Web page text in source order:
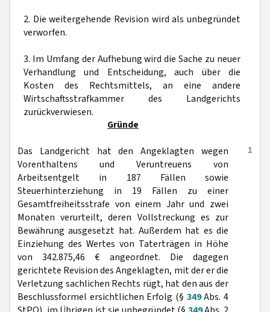
2. Die weitergehende Revision wird als unbegründet
verworfen.
3. Im Umfang der Aufhebung wird die Sache zu neuer
Verhandlung und Entscheidung, auch über die
Kosten des Rechtsmittels, an eine andere
Wirtschaftsstrafkammer des Landgerichts
zurückverwiesen.
Gründe
1
Das Landgericht hat den Angeklagten wegen
Vorenthaltens und Veruntreuens von
Arbeitsentgelt in 187 Fällen sowie
Steuerhinterziehung in 19 Fällen zu einer
Gesamtfreiheitsstrafe von einem Jahr und zwei
Monaten verurteilt, deren Vollstreckung es zur
Bewährung ausgesetzt hat. Außerdem hat es die
Einziehung des Wertes von Taterträgen in Höhe
von 342.875,46 € angeordnet. Die dagegen
gerichtete Revision des Angeklagten, mit der er die
Verletzung sachlichen Rechts rügt, hat den aus der
Beschlussformel ersichtlichen Erfolg (§ 349Abs. 4